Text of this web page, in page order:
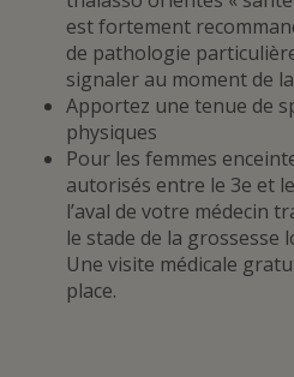
est fortement
de pathologie
signaler au moment de
Apportez une tenue de
physiques
Pour les femmes
autorisés entre le 3e et
l’aval de votre médecin
le stade de la grossesse
Une visite médicale
place.